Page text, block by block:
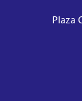
Plaza